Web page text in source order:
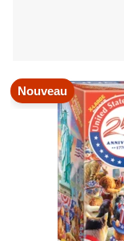
Nouveau